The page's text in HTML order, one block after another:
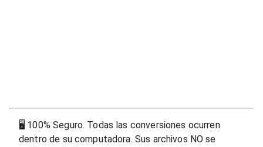
🖥 100% Seguro. Todas las conversiones ocurren
dentro de su computadora. Sus archivos NO se